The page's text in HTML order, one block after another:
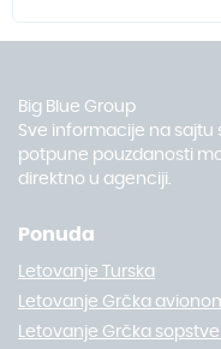
Big Blue Group
Sve informacije na sajtu
potpune pouzdanosti
direktno u agenciji.
Ponuda
Letovanje Turska
Letovanje Grčka
Letovanje Grčka